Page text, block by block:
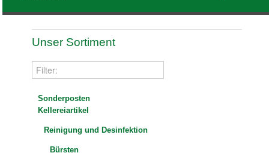
Unser Sortiment
Sonderposten
Kellereiartikel
Reinigung und Desinfektion
Bürsten